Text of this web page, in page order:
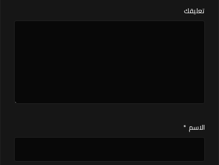
تعليقك
الاسم *